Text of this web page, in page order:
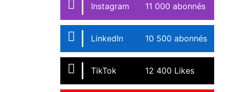
Instagram 11 000 abonnés
LinkedIn 10 500 abonnés
TikTok 12 400 Likes